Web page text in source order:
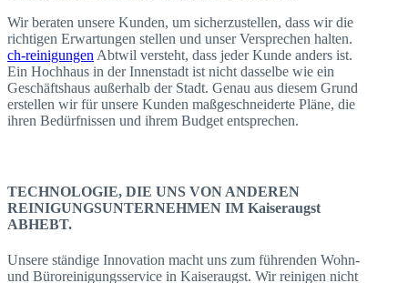
Wir beraten unsere Kunden, um sicherzustellen, dass wir die
richtigen Erwartungen stellen und unser Versprechen halten.
ch-reinigungen Abtwil versteht, dass jeder Kunde anders ist.
Ein Hochhaus in der Innenstadt ist nicht dasselbe wie ein
Geschäftshaus außerhalb der Stadt. Genau aus diesem Grund
erstellen wir für unsere Kunden maßgeschneiderte Pläne, die
ihren Bedürfnissen und ihrem Budget entsprechen.
TECHNOLOGIE, DIE UNS VON ANDEREN
REINIGUNGSUNTERNEHMEN IM Kaiseraugst
ABHEBT.
Unsere ständige Innovation macht uns zum führenden Wohn-
und Büroreinigungsservice in Kaiseraugst. Wir reinigen nicht